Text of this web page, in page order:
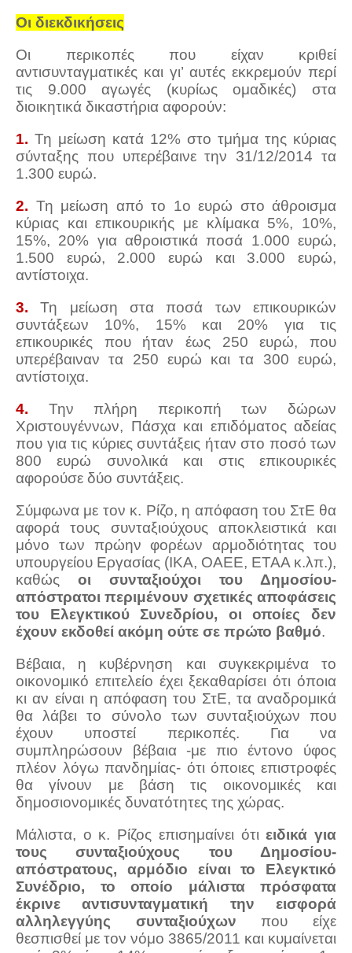
Οι διεκδικήσεις
Οι περικοπές που είχαν κριθεί
αντισυνταγματικές και γι’ αυτές εκκρεμούν περί
τις 9.000 αγωγές (κυρίως ομαδικές) στα
διοικητικά δικαστήρια αφορούν:
1. Τη μείωση κατά 12% στο τμήμα της κύριας
σύνταξης που υπερέβαινε την 31/12/2014 τα
1.300 ευρώ.
2. Τη μείωση από το 1ο ευρώ στο άθροισμα
κύριας και επικουρικής με κλίμακα 5%, 10%,
15%, 20% για αθροιστικά ποσά 1.000 ευρώ,
1.500 ευρώ, 2.000 ευρώ και 3.000 ευρώ,
αντίστοιχα.
3. Τη μείωση στα ποσά των επικουρικών
συντάξεων 10%, 15% και 20% για τις
επικουρικές που ήταν έως 250 ευρώ, που
υπερέβαιναν τα 250 ευρώ και τα 300 ευρώ,
αντίστοιχα.
4. Την πλήρη περικοπή των δώρων
Χριστουγέννων, Πάσχα και επιδόματος αδείας
που για τις κύριες συντάξεις ήταν στο ποσό των
800 ευρώ συνολικά και στις επικουρικές
αφορούσε δύο συντάξεις.
Σύμφωνα με τον κ. Ρίζο, η απόφαση του ΣτΕ θα
αφορά τους συνταξιούχους αποκλειστικά και
μόνο των πρώην φορέων αρμοδιότητας του
υπουργείου Εργασίας (ΙΚΑ, ΟΑΕΕ, ΕΤΑΑ κ.λπ.),
καθώς οι συνταξιούχοι του Δημοσίου-
απόστρατοι περιμένουν σχετικές αποφάσεις
του Ελεγκτικού Συνεδρίου, οι οποίες δεν
έχουν εκδοθεί ακόμη ούτε σε πρώτο βαθμό.
Βέβαια, η κυβέρνηση και συγκεκριμένα το
οικονομικό επιτελείο έχει ξεκαθαρίσει ότι όποια
κι αν είναι η απόφαση του ΣτΕ, τα αναδρομικά
θα λάβει το σύνολο των συνταξιούχων που
έχουν υποστεί περικοπές. Για να
συμπληρώσουν βέβαια -με πιο έντονο ύφος
πλέον λόγω πανδημίας- ότι όποιες επιστροφές
θα γίνουν με βάση τις οικονομικές και
δημοσιονομικές δυνατότητες της χώρας.
Μάλιστα, ο κ. Ρίζος επισημαίνει ότιειδικά για
τους συνταξιούχους του Δημοσίου-
απόστρατους, αρμόδιο είναι το Ελεγκτικό
Συνέδριο, το οποίο μάλιστα πρόσφατα
έκρινε αντισυνταγματική την εισφορά
αλληλεγγύης συνταξιούχων που είχε
θεσπισθεί με τον νόμο 3865/2011 και κυμαίνεται